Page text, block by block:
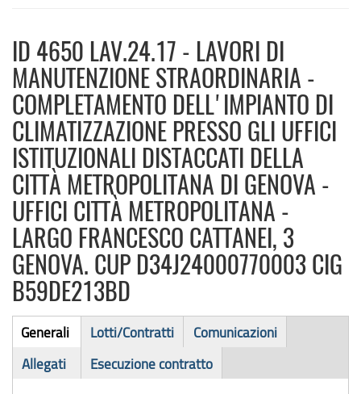
ID 4650 LAV.24.17 - LAVORI DI
MANUTENZIONE STRAORDINARIA -
COMPLETAMENTO DELL'IMPIANTO DI
CLIMATIZZAZIONE PRESSO GLI UFFICI
ISTITUZIONALI DISTACCATI DELLA
CITTÀ METROPOLITANA DI GENOVA -
UFFICI CITTÀ METROPOLITANA -
LARGO FRANCESCO CATTANEI, 3
GENOVA. CUP D34J24000770003 CIG
B59DE213BD
Bando
di
Generali
attiva)
Lotti/Contratti
Comunicazioni
Allegati
Esecuzione contratto